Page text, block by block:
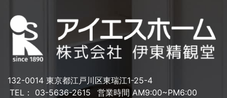
132-0014 東京都江戸川区東瑞江1-25-4
TEL： 03-5636-2615
営業時間 AM9:00~PM6:00